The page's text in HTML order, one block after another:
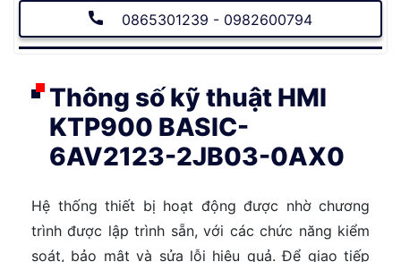
0865301239 - 0982600794
Thông số kỹ thuật HMI
KTP900 BASIC-
6AV2123-2JB03-0AX0
Hệ thống thiết bị hoạt động được nhờ chương
trình được lập trình sẵn, với các chức năng kiểm
soát, bảo mật và sửa lỗi hiệu quả. Để giao tiếp